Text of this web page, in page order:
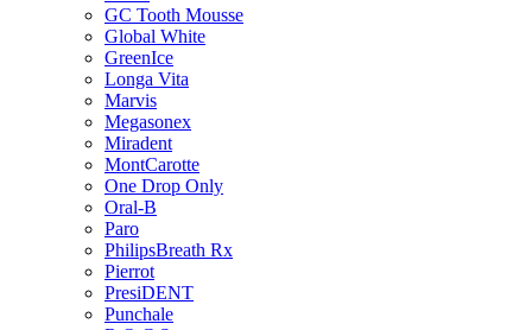
GC Tooth Mousse
Global White
GreenIce
Longa Vita
Marvis
Megasonex
Miradent
MontCarotte
One Drop Only
Oral-B
Paro
PhilipsBreath Rx
Pierrot
PresiDENT
Punchale